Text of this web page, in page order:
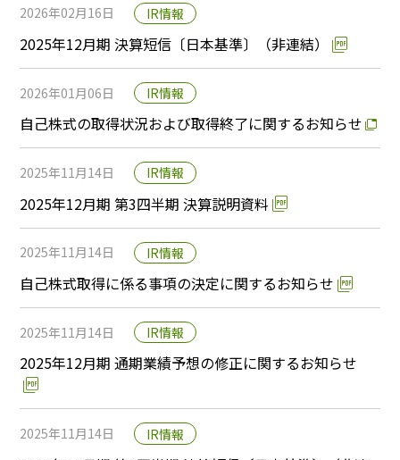
2026年02月16日 IR情報
2025年12月期 決算短信〔日本基準〕（非連結）
2026年01月06日 IR情報
自己株式の取得状況および取得終了に関するお知らせ
2025年11月14日 IR情報
2025年12月期 第3四半期 決算説明資料
2025年11月14日 IR情報
自己株式取得に係る事項の決定に関するお知らせ
2025年11月14日 IR情報
2025年12月期 通期業績予想の修正に関するお知らせ
2025年11月14日 IR情報